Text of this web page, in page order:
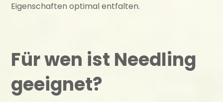
Eigenschaften optimal entfalten.
Für wen ist Needling
geeignet?